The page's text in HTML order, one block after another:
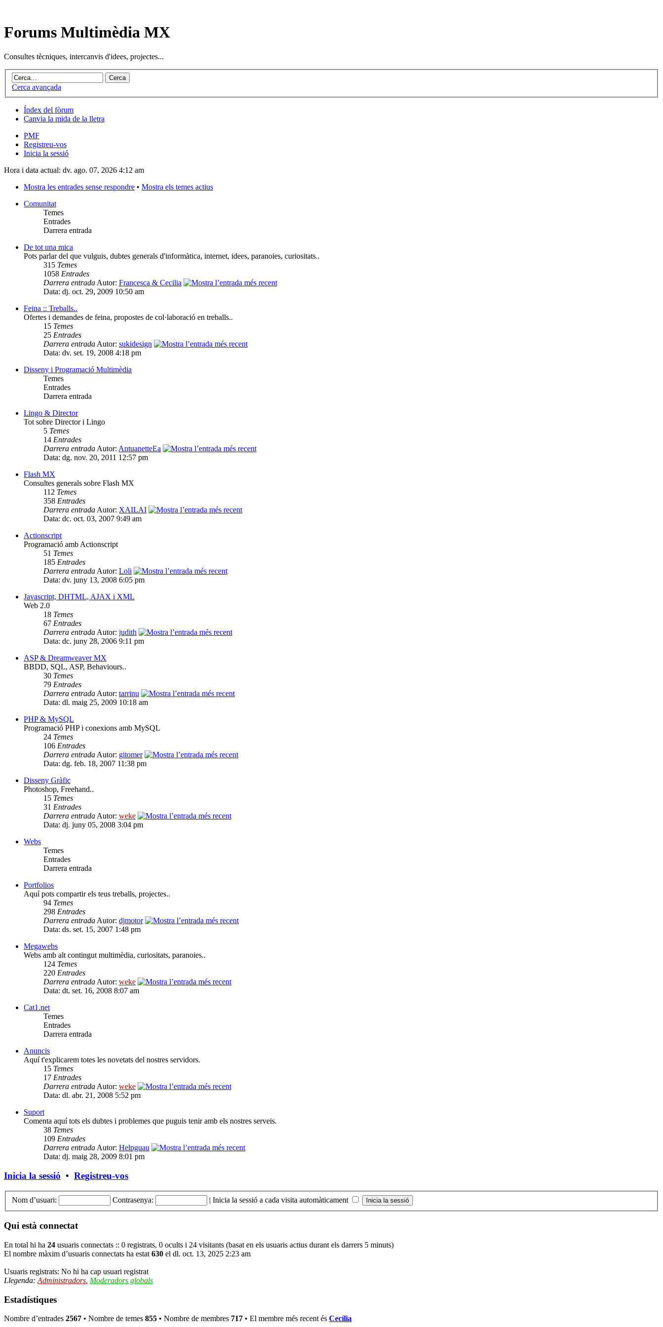
Forums Multimèdia MX
Consultes tècniques, intercanvis d'idees, projectes...
Cerca avançada
Índex del fòrum
Canvia la mida de la lletra
PMF
Registreu-vos
Inicia la sessió
Hora i data actual: dv. ago. 07, 2026 4:12 am
Mostra les entrades sense respondre • Mostra els temes actius
Comunitat
Temes
Entrades
Darrera entrada
De tot una mica
Pots parlar del que vulguis, dubtes generals d'informàtica, internet, idees, paranoies, curiositats..
315 Temes
1058 Entrades
Darrera entradaAutor: Francesca & Cecilia
Data: dj. oct. 29, 2009 10:50 am
Feina :: Treballs..
Ofertes i demandes de feina, propostes de col·laboració en treballs..
15 Temes
25 Entrades
Darrera entradaAutor: sukidesign
Data: dv. set. 19, 2008 4:18 pm
Disseny i Programació Multimèdia
Temes
Entrades
Darrera entrada
Lingo & Director
Tot sobre Director i Lingo
5 Temes
14 Entrades
Darrera entradaAutor: AntuanetteEa
Data: dg. nov. 20, 2011 12:57 pm
Flash MX
Consultes generals sobre Flash MX
112 Temes
358 Entrades
Darrera entradaAutor: XAILAI
Data: dc. oct. 03, 2007 9:49 am
Actionscript
Programació amb Actionscript
51 Temes
185 Entrades
Darrera entradaAutor: Loli
Data: dv. juny 13, 2008 6:05 pm
Javascript, DHTML, AJAX i XML
Web 2.0
18 Temes
67 Entrades
Darrera entradaAutor: judith
Data: dc. juny 28, 2006 9:11 pm
ASP & Dreamweaver MX
BBDD, SQL, ASP, Behaviours..
30 Temes
79 Entrades
Darrera entradaAutor: tarrinu
Data: dl. maig 25, 2009 10:18 am
PHP & MySQL
Programació PHP i conexions amb MySQL
24 Temes
106 Entrades
Darrera entradaAutor: gitomer
Data: dg. feb. 18, 2007 11:38 pm
Disseny Gràfic
Photoshop, Freehand..
15 Temes
31 Entrades
Darrera entradaAutor: weke
Data: dj. juny 05, 2008 3:04 pm
Webs
Temes
Entrades
Darrera entrada
Portfolios
Aquí pots compartir els teus treballs, projectes..
94 Temes
298 Entrades
Darrera entradaAutor: djmotor
Data: ds. set. 15, 2007 1:48 pm
Megawebs
Webs amb alt contingut multimèdia, curiositats, paranoies..
124 Temes
220 Entrades
Darrera entradaAutor: weke
Data: dt. set. 16, 2008 8:07 am
Cat1.net
Temes
Entrades
Darrera entrada
Anuncis
Aquí t'explicarem totes les novetats del nostres servidors.
15 Temes
17 Entrades
Darrera entradaAutor: weke
Data: dl. abr. 21, 2008 5:52 pm
Suport
Comenta aquí tots els dubtes i problemes que puguis tenir amb els nostres serveis.
38 Temes
109 Entrades
Darrera entradaAutor: Helpguau
Data: dj. maig 28, 2009 8:01 pm
Inicia la sessió • Registreu-vos
Nom d’usuari: Contrasenya: | Inicia la sessió a cada visita automàticament
Qui està connectat
En total hi ha 24 usuaris connectats :: 0 registrats, 0 ocults i 24 visitants (basat en els usuaris actius durant els darrers 5 minuts)
El nombre màxim d’usuaris connectats ha estat 630 el dl. oct. 13, 2025 2:23 am
Usuaris registrats: No hi ha cap usuari registrat
Llegenda: Administradors Moderadors globals
Estadístiques
Nombre d’entrades 2567 • Nombre de temes 855 • Nombre de membres 717 • El membre més recent és Cecília